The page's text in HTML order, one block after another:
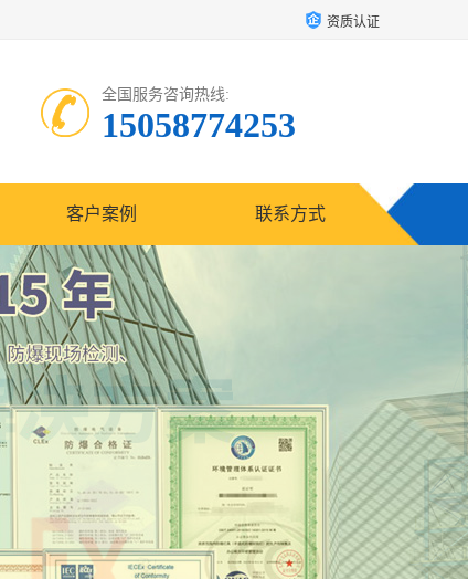
资质认证
全国服务咨询热线:
15058774253
客户案例 联系方式